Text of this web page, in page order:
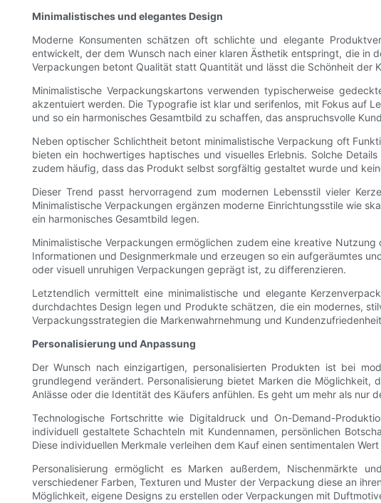
Minimalistisches und elegantes Design
Moderne Konsumenten schätzen oft schlichte und elegante
entwickelt, der dem Wunsch nach einer klaren Ästhetik entspringt, die in
Verpackungen betont Qualität statt Quantität und lässt die Schönheit der
Minimalistische Verpackungskartons verwenden typischerweise
akzentuiert werden. Die Typografie ist klar und serifenlos, mit Fokus auf
und so ein harmonisches Gesamtbild zu schaffen, das anspruchsvolle
Neben optischer Schlichtheit betont minimalistische Verpackung oft
bieten ein hochwertiges haptisches und visuelles Erlebnis. Solche
zudem häufig, dass das Produkt selbst sorgfältig gestaltet wurde und
Dieser Trend passt hervorragend zum modernen Lebensstil vieler
Minimalistische Verpackungen ergänzen moderne Einrichtungsstile wie
ein harmonisches Gesamtbild legen.
Minimalistische Verpackungen ermöglichen zudem eine kreative
Informationen und Designmerkmale und erzeugen so ein aufgeräumtes
oder visuell unruhigen Verpackungen geprägt ist, zu differenzieren.
Letztendlich vermittelt eine minimalistische und elegante
durchdachtes Design legen und Produkte schätzen, die ein modernes,
Verpackungsstrategien die Markenwahrnehmung und
Personalisierung und Anpassung
Der Wunsch nach einzigartigen, personalisierten Produkten ist bei
grundlegend verändert. Personalisierung bietet Marken die
Anlässe oder die Identität des Käufers anfühlen. Es geht um mehr als nur
Technologische Fortschritte wie Digitaldruck und On-Demand-
individuell gestaltete Schachteln mit Kundennamen, persönlichen
Diese individuellen Merkmale verleihen dem Kauf einen sentimentalen
Personalisierung ermöglicht es Marken außerdem, Nischenmärkte
verschiedener Farben, Texturen und Muster der Verpackung diese an
Möglichkeit, eigene Designs zu erstellen oder Verpackungen mit